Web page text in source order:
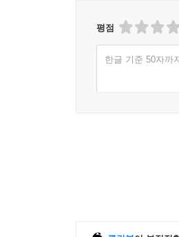
특별히 그들의 도덕
이야기와 예전에 대
상상력 회복에 제대로
제이미 스미스는 복
예전이 어떻게 도움
평점
한글 기준 50자까